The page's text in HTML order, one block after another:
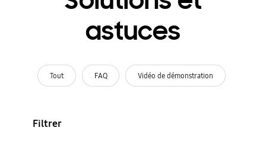
astuces
Tout FAQ Vidéo de démonstration
Filtrer